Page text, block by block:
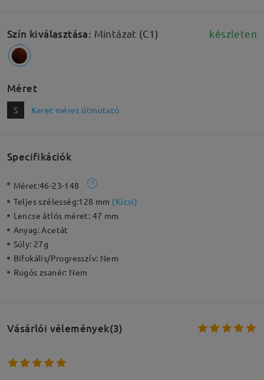
Szín kiválasztása: Mintázat (C1) készleten
Méret
S Keret méret útmutató
Specifikációk
Méret:46-23-148
Teljes szélesség:128 mm (Kicsi)
Lencse átlós méret: 47 mm
Anyag:Acetát
Súly: 27g
Bifokális/Progresszív: Nem
Rugós zsanér: Nem
Vásárlói vélemények(3)